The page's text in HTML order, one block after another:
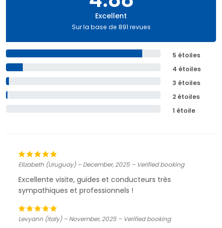
Excellent
Sur la base de 891 revues
5 étoiles
4 étoiles
3 étoiles
2 étoiles
1 étoile
Elizabeth (Uruguay) – December, 2025 – Verified booking
Excellente visite, guides et conducteurs très
sympathiques et professionnels !
Levyann (Italy) – November, 2025 – Verified booking